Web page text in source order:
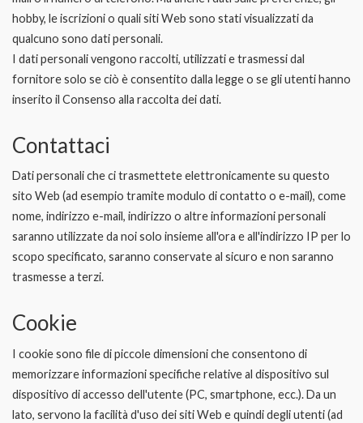
hobby, le iscrizioni o quali siti Web sono stati visualizzati da
qualcuno sono dati personali.
I dati personali vengono raccolti, utilizzati e trasmessi dal
fornitore solo se ciò è consentito dalla legge o se gli utenti hanno
inserito il Consenso alla raccolta dei dati.
Contattaci
Dati personali che ci trasmettete elettronicamente su questo
sito Web (ad esempio tramite modulo di contatto o e-mail), come
nome, indirizzo e-mail, indirizzo o altre informazioni personali
saranno utilizzate da noi solo insieme all'ora e all'indirizzo IP per lo
scopo specificato, saranno conservate al sicuro e non saranno
trasmesse a terzi.
Cookie
I cookie sono file di piccole dimensioni che consentono di
memorizzare informazioni specifiche relative al dispositivo sul
dispositivo di accesso dell'utente (PC, smartphone, ecc.). Da un
lato, servono la facilità d'uso dei siti Web e quindi degli utenti (ad